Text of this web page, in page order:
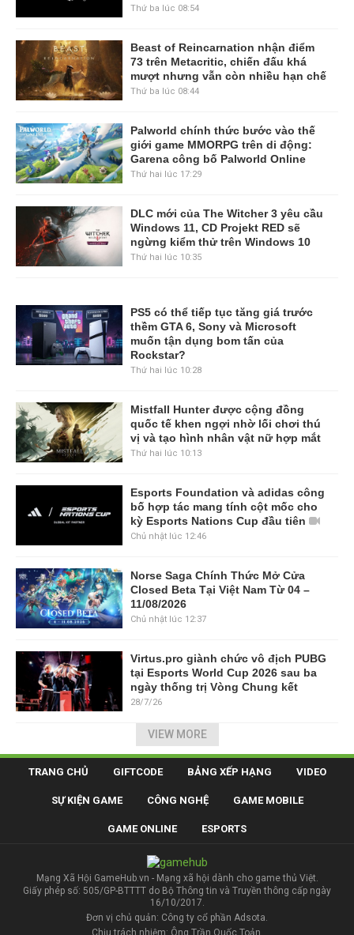
Thứ ba lúc 08:54
Beast of Reincarnation nhận điểm
73 trên Metacritic, chiến đấu khá
mượt nhưng vẫn còn nhiều hạn chế
Thứ ba lúc 08:44
Palworld chính thức bước vào thế
giới game MMORPG trên di động:
Garena công bố Palworld Online
Thứ hai lúc 17:29
DLC mới của The Witcher 3 yêu cầu
Windows 11, CD Projekt RED sẽ
ngừng kiểm thử trên Windows 10
Thứ hai lúc 10:35
PS5 có thể tiếp tục tăng giá trước
thềm GTA 6, Sony và Microsoft
muốn tận dụng bom tấn của
Rockstar?
Thứ hai lúc 10:28
Mistfall Hunter được cộng đồng
quốc tế khen ngợi nhờ lối chơi thú
vị và tạo hình nhân vật nữ hợp mắt
Thứ hai lúc 10:13
Esports Foundation và adidas công
bố hợp tác mang tính cột mốc cho
kỳ Esports Nations Cup đầu tiên
Chủ nhật lúc 12:46
Norse Saga Chính Thức Mở Cửa
Closed Beta Tại Việt Nam Từ 04 –
11/08/2026
Chủ nhật lúc 12:37
Virtus.pro giành chức vô địch PUBG
tại Esports World Cup 2026 sau ba
ngày thống trị Vòng Chung kết
28/7/26
VIEW MORE
TRANG CHỦ GIFTCODE BẢNG XẾP HẠNG VIDEO
SỰ KIỆN GAME CÔNG NGHỆ GAME MOBILE
GAME ONLINE ESPORTS
Mạng Xã Hội GameHub.vn - Mạng xã hội dành cho game thủ Việt.
Giấy phép số: 505/GP-BTTTT do Bộ Thông tin và Truyền thông cấp ngày
16/10/2017.
Đơn vị chủ quản: Công ty cổ phần Adsota.
Chịu trách nhiệm: Ông Trần Quốc Toản.